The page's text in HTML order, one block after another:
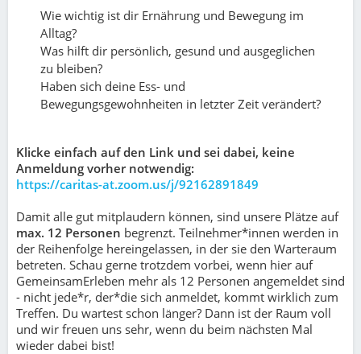
Wie wichtig ist dir Ernährung und Bewegung im
Alltag?
Was hilft dir persönlich, gesund und ausgeglichen
zu bleiben?
Haben sich deine Ess- und
Bewegungsgewohnheiten in letzter Zeit verändert?
Klicke einfach auf den Link und sei dabei, keine
Anmeldung vorher notwendig:
https://caritas-at.zoom.us/j/92162891849
Damit alle gut mitplaudern können, sind unsere Plätze auf
max. 12 Personen begrenzt. Teilnehmer*innen werden in
der Reihenfolge hereingelassen, in der sie den Warteraum
betreten. Schau gerne trotzdem vorbei, wenn hier auf
GemeinsamErleben mehr als 12 Personen angemeldet sind
- nicht jede*r, der*die sich anmeldet, kommt wirklich zum
Treffen. Du wartest schon länger? Dann ist der Raum voll
und wir freuen uns sehr, wenn du beim nächsten Mal
wieder dabei bist!